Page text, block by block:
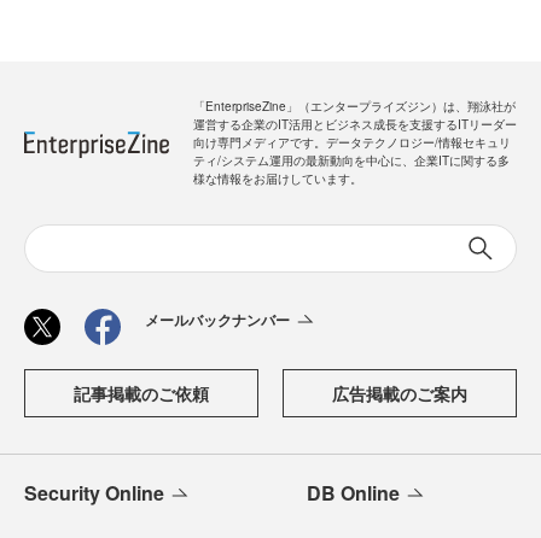
「EnterpriseZine」（エンタープライズジン）は、翔泳社が
運営する企業のIT活用とビジネス成長を支援するITリーダー
向け専門メディアです。データテクノロジー/情報セキュリ
ティ/システム運用の最新動向を中心に、企業ITに関する多
様な情報をお届けしています。
メールバックナンバー
記事掲載のご依頼 広告掲載のご案内
Security Online DB Online